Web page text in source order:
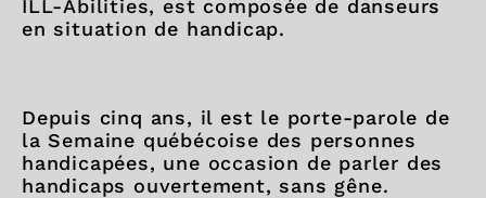
ILL-Abilities, est composée de danseurs
en situation de handicap.
Depuis cinq ans, il est le porte-parole de
la Semaine québécoise des personnes
handicapées, une occasion de parler des
handicaps ouvertement, sans gêne.